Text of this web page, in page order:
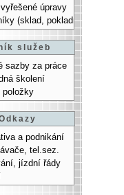
úpravy
(sklad, pokladna, bank.
služeb
sazby za práce
školení
položky
a podnikání
tel.sez.
jízdní řády